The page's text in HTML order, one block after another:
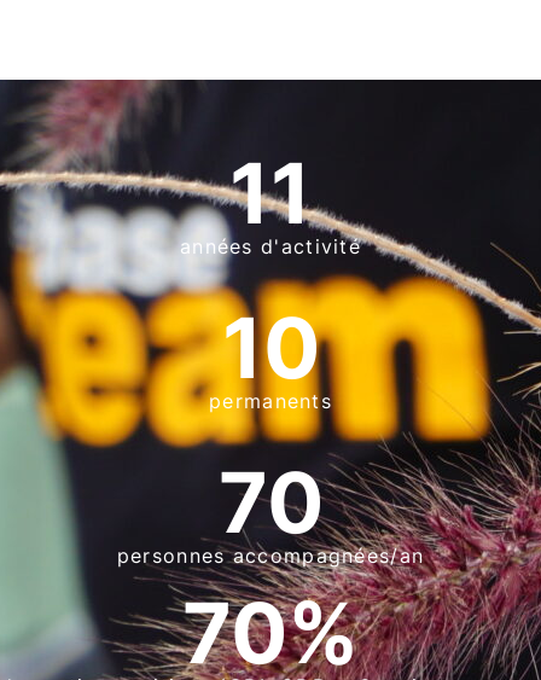
années d'activité
11
permanents
10
personnes accompagnées/an
70
70%